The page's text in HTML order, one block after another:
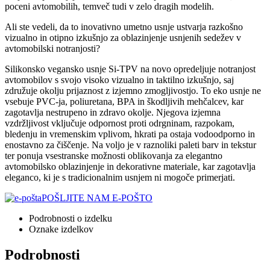
poceni avtomobilih, temveč tudi v zelo dragih modelih.
Ali ste vedeli, da to inovativno umetno usnje ustvarja razkošno
vizualno in otipno izkušnjo za oblazinjenje usnjenih sedežev v
avtomobilski notranjosti?
Silikonsko vegansko usnje Si-TPV na novo opredeljuje notranjost
avtomobilov s svojo visoko vizualno in taktilno izkušnjo, saj
združuje okolju prijaznost z izjemno zmogljivostjo. To eko usnje ne
vsebuje PVC-ja, poliuretana, BPA in škodljivih mehčalcev, kar
zagotavlja nestrupeno in zdravo okolje. Njegova izjemna
vzdržljivost vključuje odpornost proti odrgninam, razpokam,
bledenju in vremenskim vplivom, hkrati pa ostaja vodoodporno in
enostavno za čiščenje. Na voljo je v raznoliki paleti barv in tekstur
ter ponuja vsestranske možnosti oblikovanja za elegantno
avtomobilsko oblazinjenje in dekorativne materiale, kar zagotavlja
eleganco, ki je s tradicionalnim usnjem ni mogoče primerjati.
POŠLJITE NAM E-POŠTO
Podrobnosti o izdelku
Oznake izdelkov
Podrobnosti